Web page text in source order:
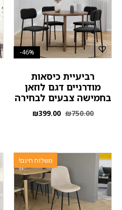
46%-
רביעיית כיסאות
מודרניים דגם לוזאן
בחמישה צבעים לבחירה
₪750.00
₪399.00
משלוח חינם!